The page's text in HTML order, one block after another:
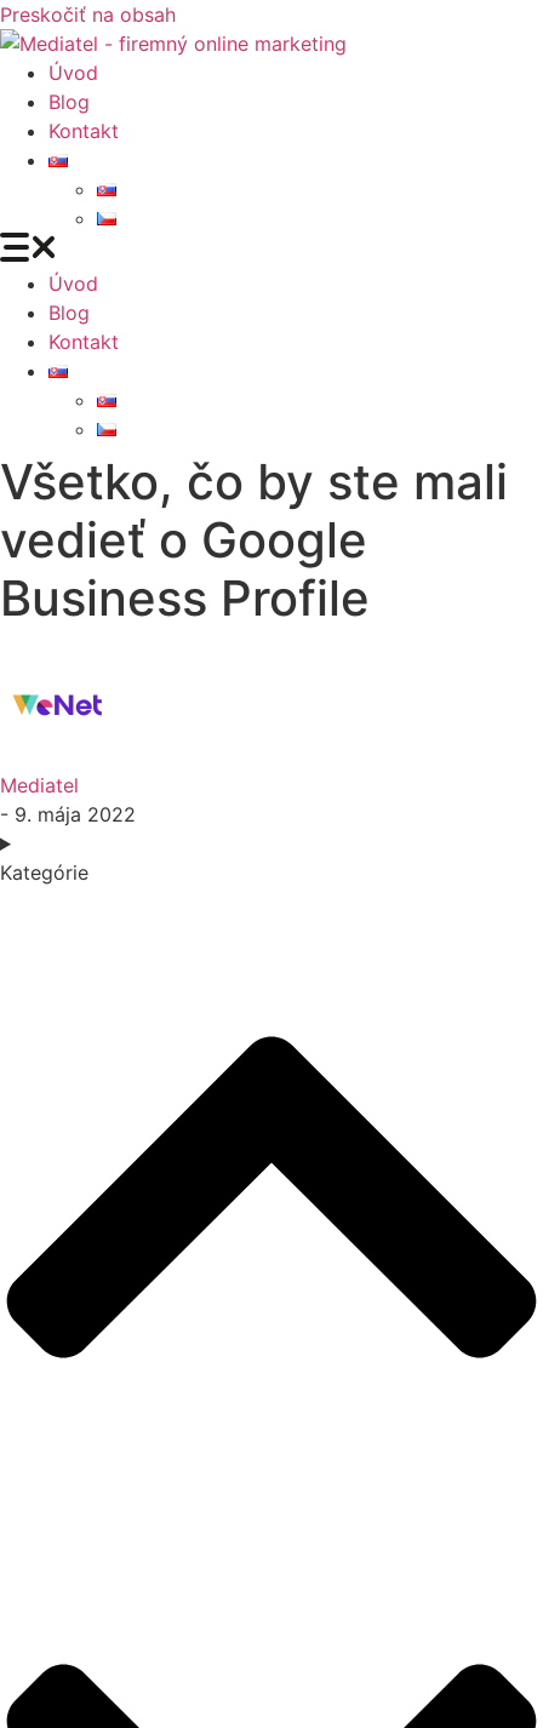
Preskočiť na obsah
Úvod
Blog
Kontakt
Úvod
Blog
Kontakt
Všetko, čo by ste mali
vedieť o Google
Business Profile
Mediatel
- 9. mája 2022
Kategórie